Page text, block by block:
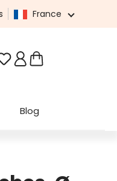
France
Vous avez 0 articles
Blog